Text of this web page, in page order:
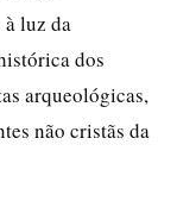
luz da
dos
arqueológicas,
não cristãs da